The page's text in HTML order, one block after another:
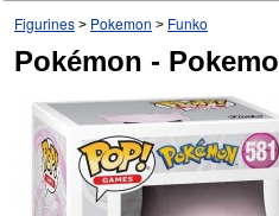
Figurines > Pokemon > Funko
Pokémon -